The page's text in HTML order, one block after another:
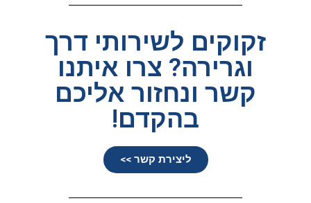
זקוקים לשירותי דרך
וגרירה? צרו איתנו
קשר ונחזור אליכם
בהקדם!
ליצירת קשר >>